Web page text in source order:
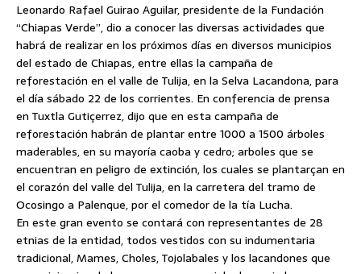
Leonardo Rafael Guirao Aguilar, presidente de la Fundación
“Chiapas Verde”, dio a conocer las diversas actividades que
habrá de realizar en los próximos días en diversos municipios
del estado de Chiapas, entre ellas la campaña de
reforestación en el valle de Tulija, en la Selva Lacandona, para
el día sábado 22 de los corrientes. En conferencia de prensa
en Tuxtla Gutiçerrez, dijo que en esta campaña de
reforestación habrán de plantar entre 1000 a 1500 árboles
maderables, en su mayoría caoba y cedro; arboles que se
encuentran en peligro de extinción, los cuales se plantarçan en
el corazón del valle del Tulija, en la carretera del tramo de
Ocosingo a Palenque, por el comedor de la tía Lucha.
En este gran evento se contará con representantes de 28
etnias de la entidad, todos vestidos con su indumentaria
tradicional, Mames, Choles, Tojolabales y los lacandones que